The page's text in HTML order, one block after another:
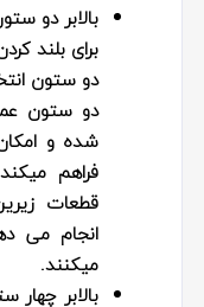
بالابر دو
برای بلند
دو ستون
دو ستون
شده و
فراهم
قطعات
انجام می‌
میکنند.
بالابر چهار